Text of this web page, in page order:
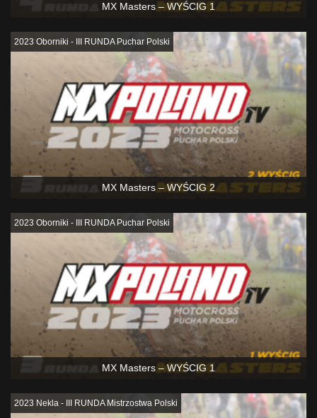
MX Masters – WYŚCIG 1
MX Masters – WYŚCIG 2
2023 Oborniki - III RUNDA Puchar Polski
MX Masters – WYŚCIG 1
2023 Oborniki - III RUNDA Puchar Polski
2023 Nekla - III RUNDA Mistrzostwa Polski